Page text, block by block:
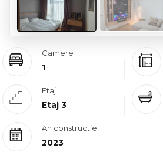
Camere
1
Etaj
Etaj 3
An constructie
2023